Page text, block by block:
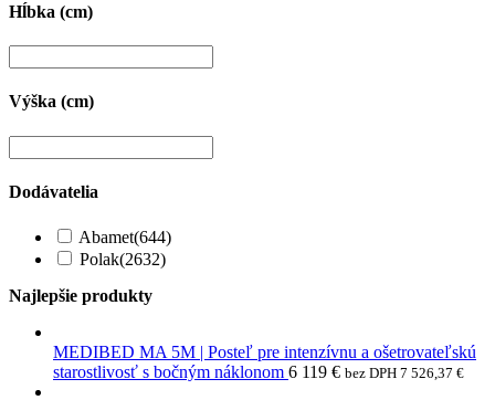
Hĺbka (cm)
Výška (cm)
Dodávatelia
Abamet(644)
Polak(2632)
Najlepšie produkty
MEDIBED MA 5M | Posteľ pre intenzívnu a ošetrovateľskú
starostlivosť s bočným náklonom 6 119 € bez DPH 7 526,37 €